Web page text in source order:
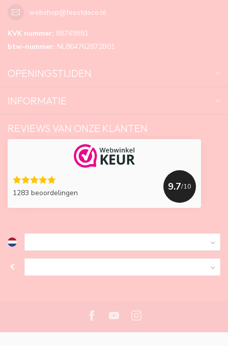
webshop@feestdeco.nl
KVK nummer: 88749851
btw-nummer: NL864762872B01
OPENINGSTIJDEN
INFORMATIE
REVIEWS VAN ONZE KLANTEN
1283 beoordelingen
9.7/10
€